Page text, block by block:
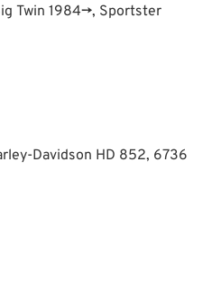
Twin 1984→, Sportster
Davidson HD 852, 6736